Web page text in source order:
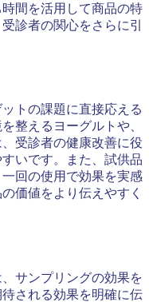
間を活用して商品の特
診者の関心をさらに引
トの課題に直接応える
整えるヨーグルトや、
受診者の健康改善に役
いです。また、試供品
回の使用で効果を実感
価値をより伝えやすく
サンプリングの効果を
される効果を明確に伝